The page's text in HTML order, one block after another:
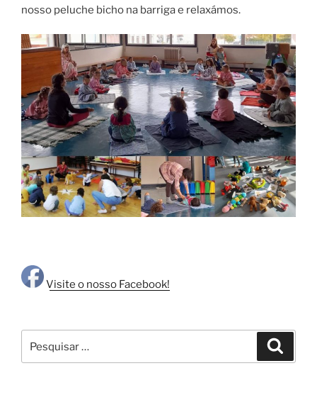
nosso peluche bicho na barriga e relaxámos.
Visite o nosso Facebook!
por: